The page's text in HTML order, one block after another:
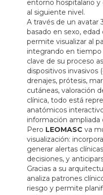
entorno hospitalario y
al siguiente nivel.
A través de un avatar
basado en sexo,
permite visualizar al
integrando en
clave de su proceso
dispositivos invasivos
drenajes, prótesis,
cutáneas, valoración
clínica, todo está
anatómicos
información ampliada
Pero LEOMASC va
visualización:
generar alertas
decisiones, y
Gracias a su
analiza patrones
riesgo y permite